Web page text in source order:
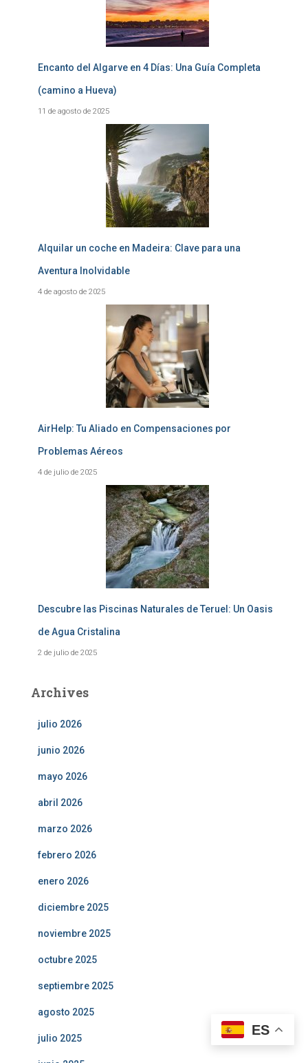
Encanto del Algarve en 4 Días: Una Guía Completa
(camino a Hueva)
11 de agosto de 2025
Alquilar un coche en Madeira: Clave para una
Aventura Inolvidable
4 de agosto de 2025
AirHelp: Tu Aliado en Compensaciones por
Problemas Aéreos
4 de julio de 2025
Descubre las Piscinas Naturales de Teruel: Un Oasis
de Agua Cristalina
2 de julio de 2025
Archives
julio 2026
junio 2026
mayo 2026
abril 2026
marzo 2026
febrero 2026
enero 2026
diciembre 2025
noviembre 2025
octubre 2025
septiembre 2025
agosto 2025
julio 2025
ES